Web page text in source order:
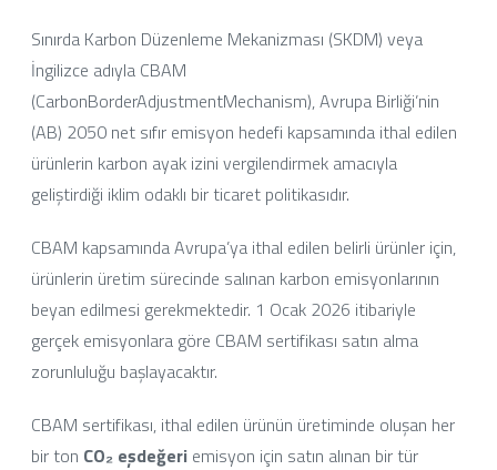
Sınırda Karbon Düzenleme Mekanizması (SKDM) veya
İngilizce adıyla CBAM
(CarbonBorderAdjustmentMechanism), Avrupa Birliği’nin
(AB) 2050 net sıfır emisyon hedefi kapsamında ithal edilen
ürünlerin karbon ayak izini vergilendirmek amacıyla
geliştirdiği iklim odaklı bir ticaret politikasıdır.
CBAM kapsamında Avrupa’ya ithal edilen belirli ürünler için,
ürünlerin üretim sürecinde salınan karbon emisyonlarının
beyan edilmesi gerekmektedir. 1 Ocak 2026 itibariyle
gerçek emisyonlara göre CBAM sertifikası satın alma
zorunluluğu başlayacaktır.
CBAM sertifikası, ithal edilen ürünün üretiminde oluşan her
bir ton CO₂ eşdeğeriemisyon için satın alınan bir tür